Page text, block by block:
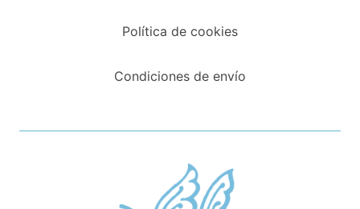
Política de cookies
Condiciones de envío